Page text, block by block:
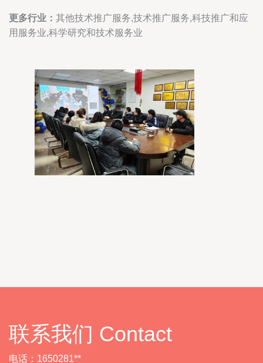
更多行业： 其他技术推广服务,技术推广服务,科技推广和应
用服务业,科学研究和技术服务业
联系我们 Contact
电话：1650281**